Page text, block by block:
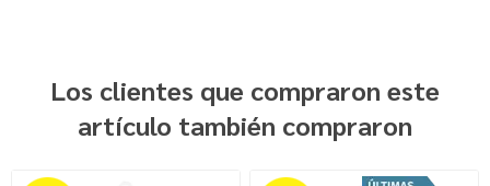
Los clientes que compraron este
artículo también compraron